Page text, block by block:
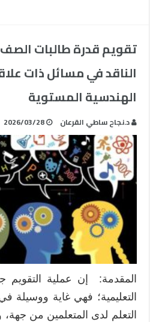
تقويم قدرة طالبات الصف
الناقد في مسائل ذات
الهندسية المستوية
د.نجاح ساطي القرعان 2026/03/28
المقدمة: إن عملية التقويم
التعليمية؛ فهي غاية ووسيلة
التعلم لدى المتعلمين من